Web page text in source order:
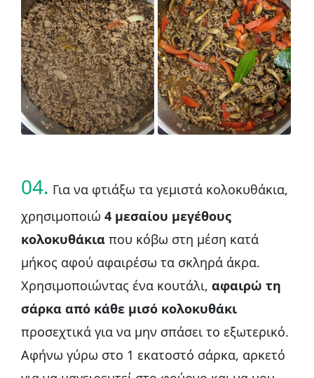
04. Για να φτιάξω τα γεμιστά κολοκυθάκια,
χρησιμοποιώ 4 μεσαίου μεγέθους
κολοκυθάκια που κόβω στη μέση κατά
μήκος αφού αφαιρέσω τα σκληρά άκρα.
Χρησιμοποιώντας ένα κουτάλι, αφαιρώ τη
σάρκα από κάθε μισό κολοκυθάκι
προσεχτικά για να μην σπάσει το εξωτερικό.
Αφήνω γύρω στο 1 εκατοστό σάρκα, αρκετό